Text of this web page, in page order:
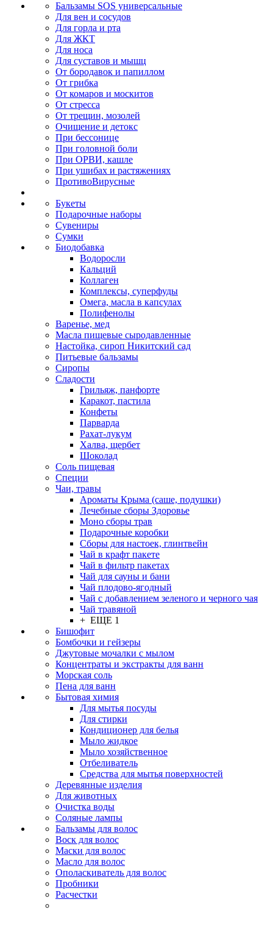
Бальзамы SOS универсальные
Для вен и сосудов
Для горла и рта
Для ЖКТ
Для носа
Для суставов и мышц
От бородавок и папиллом
От грибка
От комаров и москитов
От стресса
От трещин, мозолей
Очищение и детокс
При бессонице
При головной боли
При ОРВИ, кашле
При ушибах и растяжениях
ПротивоВирусные
Букеты
Подарочные наборы
Сувениры
Сумки
Биодобавка
Водоросли
Кальций
Коллаген
Комплексы, суперфуды
Омега, масла в капсулах
Полифенолы
Варенье, мед
Масла пищевые сыродавленные
Настойка, сироп Никитский сад
Питьевые бальзамы
Сиропы
Сладости
Грильяж, панфорте
Каракот, пастила
Конфеты
Парварда
Рахат-лукум
Халва, щербет
Шоколад
Соль пищевая
Специи
Чаи, травы
Ароматы Крыма (саше, подушки)
Лечебные сборы Здоровье
Моно сборы трав
Подарочные коробки
Сборы для настоек, глинтвейн
Чай в крафт пакете
Чай в фильтр пакетах
Чай для сауны и бани
Чай плодово-ягодный
Чай с добавлением зеленого и черного чая
Чай травяной
+ ЕЩЕ 1
Бишофит
Бомбочки и гейзеры
Джутовые мочалки с мылом
Концентраты и экстракты для ванн
Морская соль
Пена для ванн
Бытовая химия
Для мытья посуды
Для стирки
Кондиционер для белья
Мыло жидкое
Мыло хозяйственное
Отбеливатель
Средства для мытья поверхностей
Деревянные изделия
Для животных
Очистка воды
Соляные лампы
Бальзамы для волос
Воск для волос
Маски для волос
Масло для волос
Ополаскиватель для волос
Пробники
Расчестки